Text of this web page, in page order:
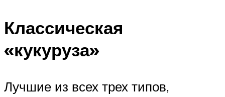
Классическая
«кукуруза»
Лучшие из всех трех типов,